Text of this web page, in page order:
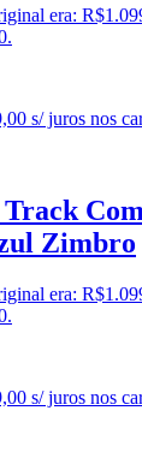
era:
s/ juros nos
Zimbro
era:
s/ juros nos